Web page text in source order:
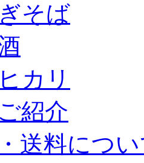
そば
カリ
紹介
送料につ